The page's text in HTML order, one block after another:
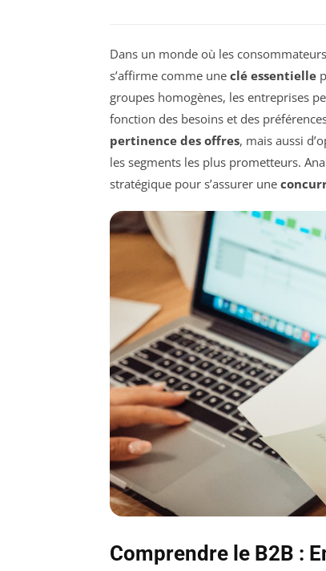
Dans un monde où les
s’affirme comme une clé essentielle
groupes homogènes, les entreprises
fonction des besoins et des
pertinence des offres, mais aussi
les segments les plus prometteurs.
stratégique pour s’assurer une
Comprendre le B2B :